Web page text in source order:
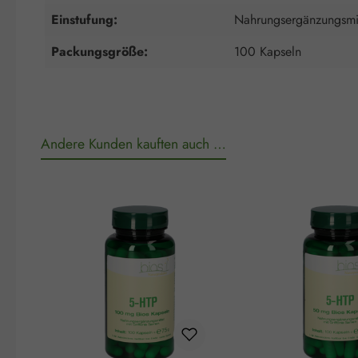
Einstufung:
Packungsgröße:
100 Kapseln
Andere Kunden kauften auch …